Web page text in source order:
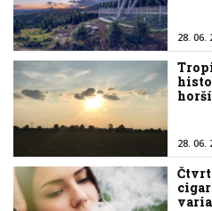
28. 06.
horší
28. 06.